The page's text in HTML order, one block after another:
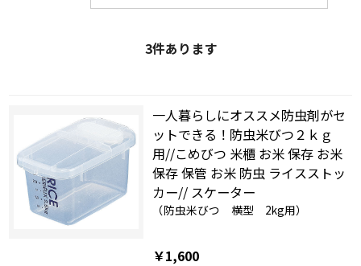
3件あります
一人暮らしにオススメ防虫剤がセ
ットできる！防虫米びつ２ｋｇ
用//こめびつ 米櫃 お米 保存 お米
保存 保管 お米 防虫 ライスストッ
カー// スケーター
（防虫米びつ 横型 2kg用）
￥1,600